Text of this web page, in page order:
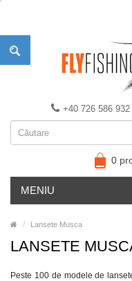
+40 726 586 932
0
MENIU
Lansete Musca
LANSETE
Peste 100 de modele de